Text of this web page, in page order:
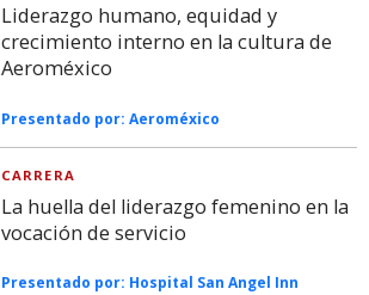
Liderazgo humano, equidad y
crecimiento interno en la cultura de
Aeroméxico
Presentado por: Aeroméxico
CARRERA
La huella del liderazgo femenino en la
vocación de servicio
Presentado por: Hospital San Angel Inn